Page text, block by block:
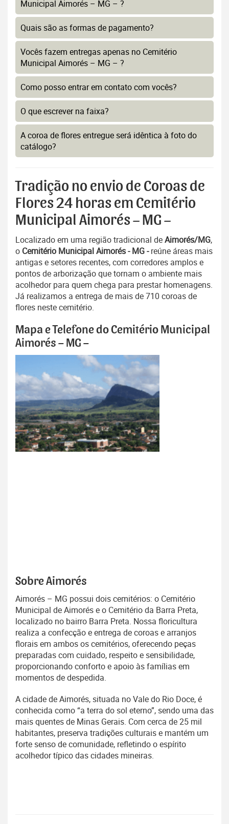
Municipal Aimorés – MG – ?
Quais são as formas de pagamento?
Vocês fazem entregas apenas no Cemitério
Municipal Aimorés – MG – ?
Como posso entrar em contato com vocês?
O que escrever na faixa?
A coroa de flores entregue será idêntica à foto do
catálogo?
Tradição no envio de Coroas de
Flores 24 horas em Cemitério
Municipal Aimorés – MG –
Localizado em uma região tradicional deAimorés/MG,
o Cemitério Municipal Aimorés - MG -reúne áreas mais
antigas e setores recentes, com corredores amplos e
pontos de arborização que tornam o ambiente mais
acolhedor para quem chega para prestar homenagens.
Já realizamos a entrega de mais de 710 coroas de
flores neste cemitério.
Mapa e Telefone do Cemitério Municipal
Aimorés – MG –
Sobre Aimorés
Aimorés – MG possui dois cemitérios: o Cemitério
Municipal de Aimorés e o Cemitério da Barra Preta,
localizado no bairro Barra Preta. Nossa floricultura
realiza a confecção e entrega de coroas e arranjos
florais em ambos os cemitérios, oferecendo peças
preparadas com cuidado, respeito e sensibilidade,
proporcionando conforto e apoio às famílias em
momentos de despedida.
A cidade de Aimorés, situada no Vale do Rio Doce, é
conhecida como “a terra do sol eterno”, sendo uma das
mais quentes de Minas Gerais. Com cerca de 25 mil
habitantes, preserva tradições culturais e mantém um
forte senso de comunidade, refletindo o espírito
acolhedor típico das cidades mineiras.